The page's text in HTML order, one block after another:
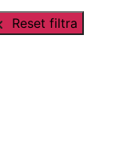
Reset filtra